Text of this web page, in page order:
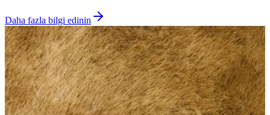
Daha fazla bilgi edinin